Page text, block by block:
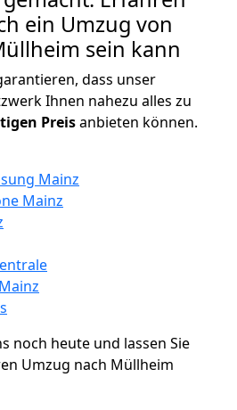
ein Umzug von
sein kann
dass unser
Ihnen nahezu alles zu
Preisanbieten können.
Mainz
Mainz
noch heute und lassen Sie
Umzug nach Müllheim